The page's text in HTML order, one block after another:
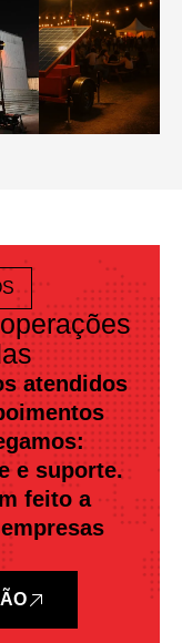
atendidos
e suporte.
feito a